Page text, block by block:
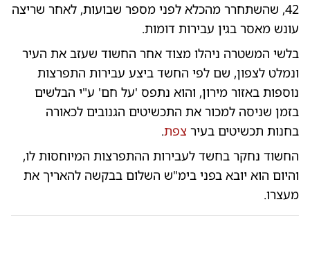
42, שהשתחרר מהכלא לפני מספר שבועות, לאחר שריצה
עונש מאסר בגין עבירות דומות.
בלשי המשטרה ניהלו מצוד אחר החשוד שעזב את העיר
ונמלט לצפון, שם לפי החשד ביצע עבירות התפרצות
נוספות באזור מירון, והוא נתפס 'על חם' ע"י הבלשים
בזמן שניסה למכור את התכשיטים הגנובים לכאורה
בחנות תכשיטים בעיר צפת.
החשוד נחקר בחשד לעבירות ההתפרצות המיוחסות לו,
והיום הוא יובא בפני בימ"ש השלום בבקשה להאריך את
מעצרו.